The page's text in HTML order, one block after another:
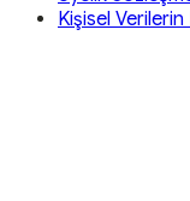
Kişisel Verilerin